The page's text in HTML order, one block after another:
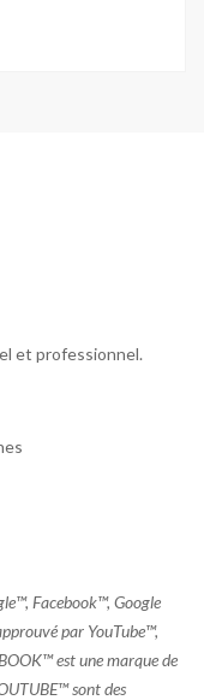
et professionnel.
Facebook™, Google
par YouTube™,
est une marque de
sont des